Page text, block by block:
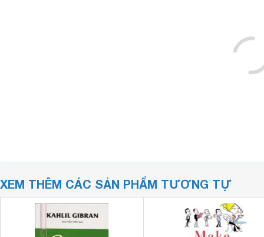
XEM THÊM CÁC SẢN PHẨM TƯƠNG TỰ